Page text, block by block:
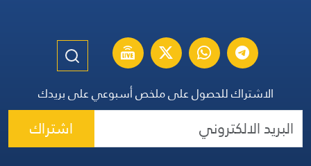
الاشتراك للحصول على ملخص أسبوعي على بريدك
اشتراك